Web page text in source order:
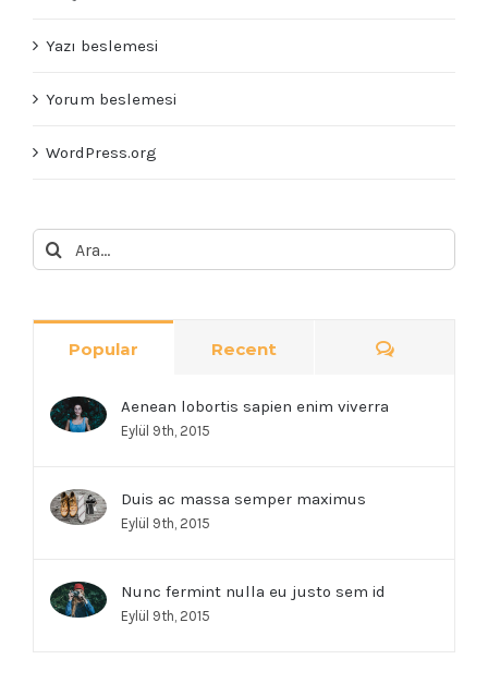
Yazı beslemesi
Yorum beslemesi
WordPress.org
Ara:
Popular Recent
Aenean lobortis sapien enim viverra
Eylül 9th, 2015
Duis ac massa semper maximus
Eylül 9th, 2015
Nunc fermint nulla eu justo sem id
Eylül 9th, 2015